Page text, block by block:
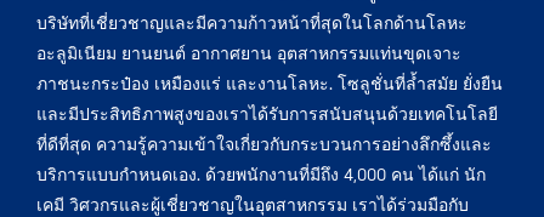
บริษัทที่เชี่ยวชาญและมีความก้าวหน้าที่สุดในโลกด้านโลหะ
อะลูมิเนียม ยานยนต์ อากาศยาน อุตสาหกรรมแท่นขุดเจาะ
ภาชนะกระป๋อง เหมืองแร่ และงานโลหะ. โซลูชั่นที่ล้ำสมัย ยั่งยืน
และมีประสิทธิภาพสูงของเราได้รับการสนับสนุนด้วยเทคโนโลยี
ที่ดีที่สุด ความรู้ความเข้าใจเกี่ยวกับกระบวนการอย่างลึกซึ้งและ
บริการแบบกำหนดเอง. ด้วยพนักงานที่มีถึง 4,000 คน ได้แก่ นัก
เคมี วิศวกรและผู้เชี่ยวชาญในอุตสาหกรรม เราได้ร่วมมือกับ